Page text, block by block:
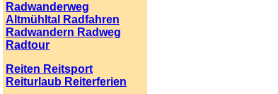
Radwanderweg
Altmühltal Radfahren
Radwandern Radweg
Radtour
Reiten Reitsport
Reiturlaub Reiterferien